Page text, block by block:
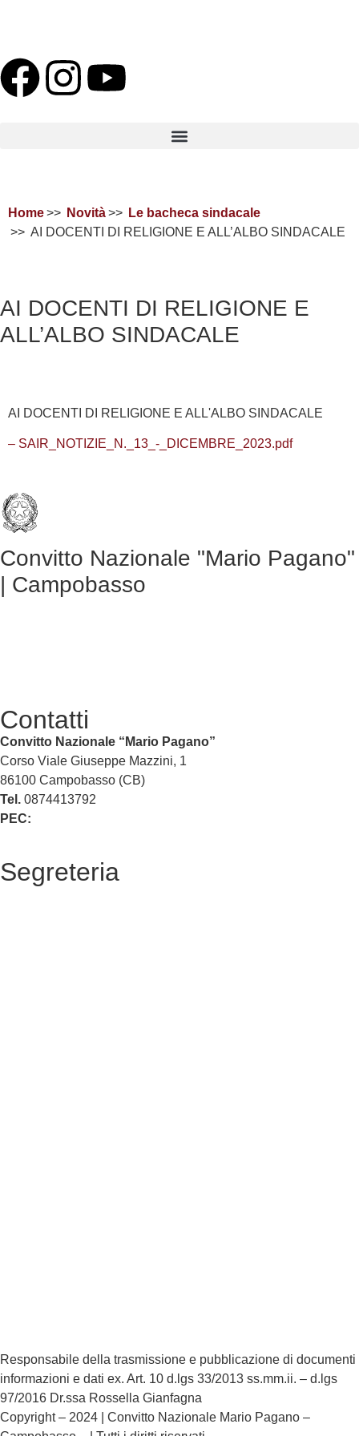
Home Novità
Le bacheca sindacale
AI DOCENTI DI RELIGIONE E ALL’ALBO SINDACALE
AI DOCENTI DI RELIGIONE E
ALL’ALBO SINDACALE
AI DOCENTI DI RELIGIONE E ALL'ALBO SINDACALE
– SAIR_NOTIZIE_N._13_-_DICEMBRE_2023.pdf
Convitto Nazionale "Mario Pagano"
| Campobasso
Contatti
Convitto Nazionale “Mario Pagano”
Corso Viale Giuseppe Mazzini, 1
86100 Campobasso (CB)
Tel. 0874413792
PEC:
Segreteria
Responsabile della trasmissione e pubblicazione di documenti
informazioni e dati ex. Art. 10 d.lgs 33/2013 ss.mm.ii. – d.lgs
97/2016 Dr.ssa Rossella Gianfagna
Copyright – 2024 | Convitto Nazionale Mario Pagano –